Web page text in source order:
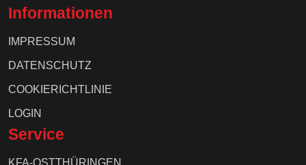
Informationen
IMPRESSUM
DATENSCHUTZ
COOKIERICHTLINIE
LOGIN
Service